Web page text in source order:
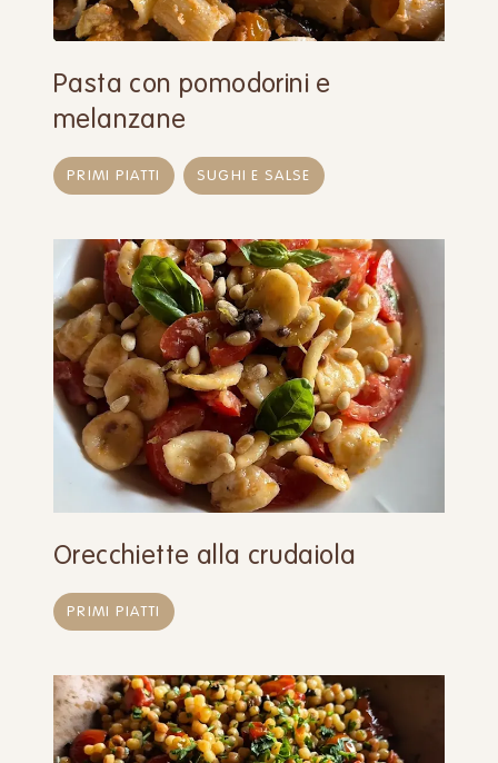
Pasta con pomodorini e
melanzane
PRIMI PIATTI SUGHI E SALSE
Orecchiette alla crudaiola
PRIMI PIATTI